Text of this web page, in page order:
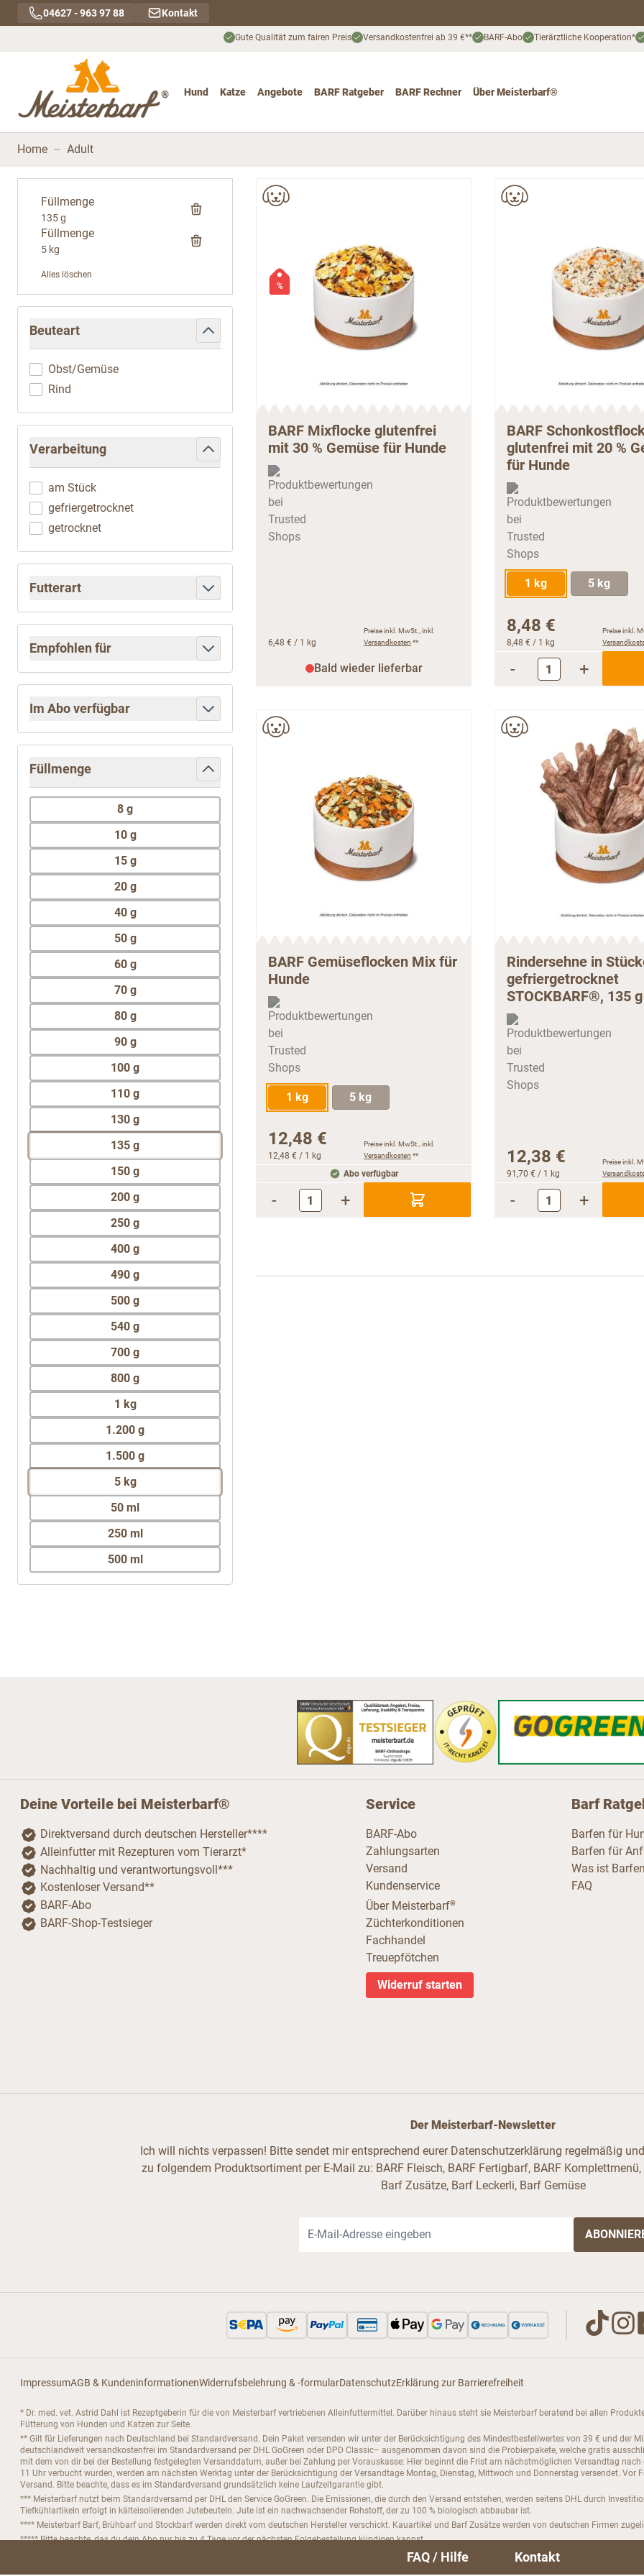
Direkt zum Inhalt
04627 - 963 97 88 Kontakt
Gute Qualität zum fairen Preis Versandkostenfrei ab 39 €** BARF-Abo Tierärztliche Kooperation*
Hund
Katze
Angebote
BARF Ratgeber BARF Rechner Über Meisterbarf®
Home – Adult
Füllmenge
135 g
Füllmenge
5 kg
Alles löschen
Beuteart
filter
Obst/Gemüse
Rind
Verarbeitung
filter
am Stück
gefriergetrocknet
getrocknet
Futterart
Empfohlen für
Im Abo verfügbar
Füllmenge
filter
8 g
10 g
15 g
20 g
40 g
50 g
60 g
70 g
80 g
90 g
100 g
110 g
130 g
135 g
150 g
200 g
250 g
400 g
490 g
500 g
540 g
700 g
800 g
1 kg
1.200 g
1.500 g
5 kg
50 ml
250 ml
500 ml
%
BARF Mixflocke glutenfrei
mit 30 % Gemüse für Hunde
6,48 € / 1 kg
Preise inkl. MwSt., inkl.
Versandkosten **
Bald wieder lieferbar
BARF
glutenfrei mit 20 %
für Hunde
1 kg 5 kg
8,48 €
8,48 € / 1 kg
Preise inkl.
- +
BARF Gemüseflocken Mix für
Hunde
1 kg 5 kg
12,48 €
12,48 € / 1 kg
Preise inkl. MwSt., inkl.
Versandkosten **
Abo verfügbar
- +
Rindersehne in
gefriergetrocknet
STOCKBARF®, 135 g
12,38 €
91,70 € / 1 kg
Preise inkl.
- +
Deine Vorteile bei Meisterbarf®
Direktversand durch deutschen Hersteller****
Alleinfutter mit Rezepturen vom Tierarzt*
Nachhaltig und verantwortungsvoll***
Kostenloser Versand**
BARF-Abo
BARF-Shop-Testsieger
Service
BARF-Abo
Zahlungsarten
Versand
Kundenservice
Über Meisterbarf®
Züchterkonditionen
Fachhandel
Treuepfötchen
Widerruf starten
Barf
Barfen für
Barfen für
Was ist
FAQ
Der Meisterbarf-Newsletter
Ich will nichts verpassen! Bitte sendet mir entsprechend eurer Datenschutzerklärung regelmäßig
zu folgendem Produktsortiment per E-Mail zu: BARF Fleisch, BARF Fertigbarf, BARF Komplettmenü,
Barf Zusätze, Barf Leckerli, Barf Gemüse
ImpressumAGB & KundeninformationenWiderrufsbelehrung & -formularDatenschutzErklärung zur Barrierefreiheit
* Dr. med. vet. Astrid Dahl ist Rezeptgeberin für die von Meisterbarf vertriebenen Alleinfuttermittel. Darüber hinaus steht sie Meisterbarf beratend bei allen
Fütterung von Hunden und Katzen zur Seite.
** Gilt für Lieferungen nach Deutschland bei Standardversand. Dein Paket versenden wir unter der Berücksichtigung des Mindestbestellwertes von 39 € und der
deutschlandweit versandkostenfrei im Standardversand per DHL GoGreen oder DPD Classic– ausgenommen davon sind die Probierpakete, welche gratis
mit dem von dir bei der Bestellung festgelegten Versanddatum, außer bei Zahlung per Vorauskasse: Hier beginnt die Frist am nächstmöglichen Versandtag
11 Uhr verbucht wurden, werden am nächsten Werktag unter der Berücksichtigung der Versandtage Montag, Dienstag, Mittwoch und Donnerstag versendet. Vor
Versand. Bitte beachte, dass es im Standardversand grundsätzlich keine Laufzeitgarantie gibt.
*** Meisterbarf nutzt beim Standardversamd per DHL den Service GoGreen. Die Emissionen, die durch den Versand entstehen, werden seitens DHL durch
Tiefkühlartikeln erfolgt in kälteisolierenden Jutebeuteln. Jute ist ein nachwachsender Rohstoff, der zu 100 % biologisch abbaubar ist.
**** Meisterbarf Barf, Brühbarf und Stockbarf werden direkt vom deutschen Hersteller verschickt. Kauartikel und Barf Zusätze werden von deutschen Firmen
***** Bitte beachte, das du dein Abo nur bis zu 4 Tage vor der nächsten Folgebestellung kündigen kannst.
FAQ / Hilfe Kontakt